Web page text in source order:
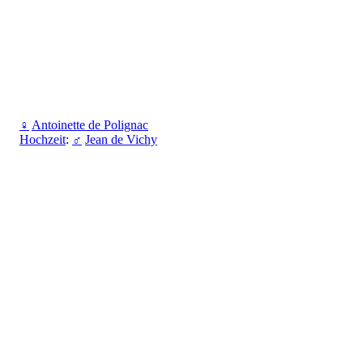
♀ Antoinette de Polignac
Hochzeit: ♂ Jean de Vichy